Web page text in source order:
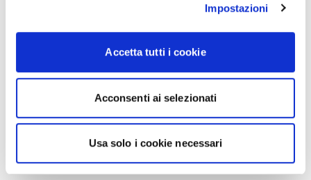
Impostazioni
Accetta tutti i cookie
Acconsenti ai selezionati
Usa solo i cookie necessari